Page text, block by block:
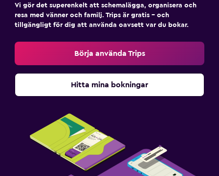
Klädhängare
Garderob eller klädkammare
Övervakningskameror utanför boendet
Säkerhetsvakt dygnet runt
Förstahjälpenlåda
Kolmonoxiddetektor
Vi gör det superenkelt att schemalägga, organisera och
resa med vänner och familj. Trips är gratis – och
tillgängligt för dig att använda oavsett var du bokar.
Börja använda Trips
Hitta mina bokningar